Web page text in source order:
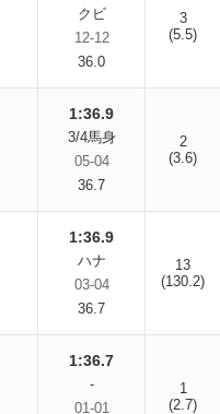
クビ
12-12
36.0
3
(5.5)
1:36.9
3/4馬身
05-04
36.7
2
(3.6)
1:36.9
ハナ
03-04
36.7
13
(130.2)
1:36.7
-
01-01
1
(2.7)